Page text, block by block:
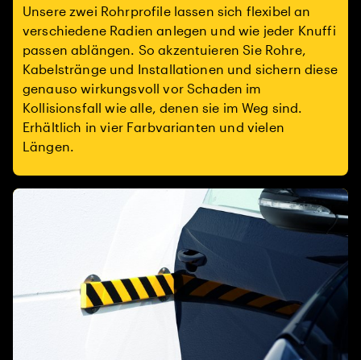
Unsere zwei Rohrprofile lassen sich flexibel an
verschiedene Radien anlegen und wie jeder Knuffi
passen ablängen. So akzentuieren Sie Rohre,
Kabelstränge und Installationen und sichern diese
genauso wirkungsvoll vor Schaden im
Kollisionsfall wie alle, denen sie im Weg sind.
Erhältlich in vier Farbvarianten und vielen
Längen.